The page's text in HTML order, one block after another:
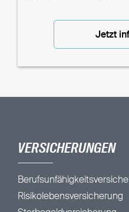
Jetzt
VERSICHERUNGEN
Risikolebensversicherung